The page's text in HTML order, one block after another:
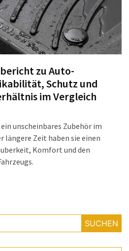
zu Auto-
Schutz und
im Vergleich
unscheinbares Zubehör im
längere Zeit haben sie einen
Komfort und den
SUCHEN